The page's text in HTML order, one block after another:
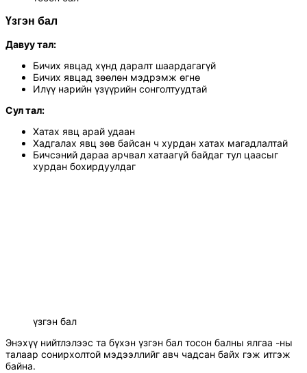
Үзгэн бал
Давуу тал:
Бичих явцад хүнд даралт шаардагагүй
Бичих явцад зөөлөн мэдрэмж өгнө
Илүү нарийн үзүүрийн сонголтуудтай
Сул тал:
Хатах явц арай удаан
Хадгалах явц зөв байсан ч хурдан хатах магадлалтай
Бичсэний дараа арчвал хатаагүй байдаг тул цаасыг
хурдан бохирдуулдаг
үзгэн бал
Энэхүү нийтлэлээс та бүхэн үзгэн бал тосон балны ялгаа -ны
талаар сонирхолтой мэдээллийг авч чадсан байх гэж итгэж
байна.